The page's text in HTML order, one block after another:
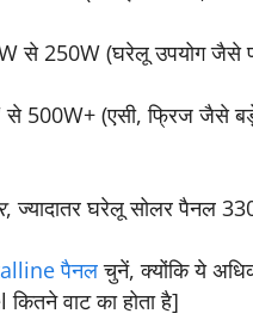
पैनल की वाट क्षमता
पर निर्भर करती है।
500W+ (एसी, फ्रिज